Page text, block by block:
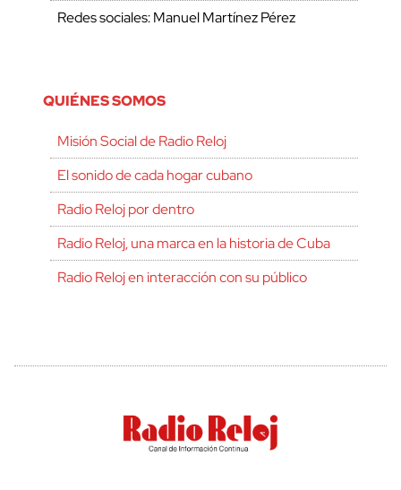
Redes sociales: Manuel Martínez Pérez
QUIÉNES SOMOS
Misión Social de Radio Reloj
El sonido de cada hogar cubano
Radio Reloj por dentro
Radio Reloj, una marca en la historia de Cuba
Radio Reloj en interacción con su público